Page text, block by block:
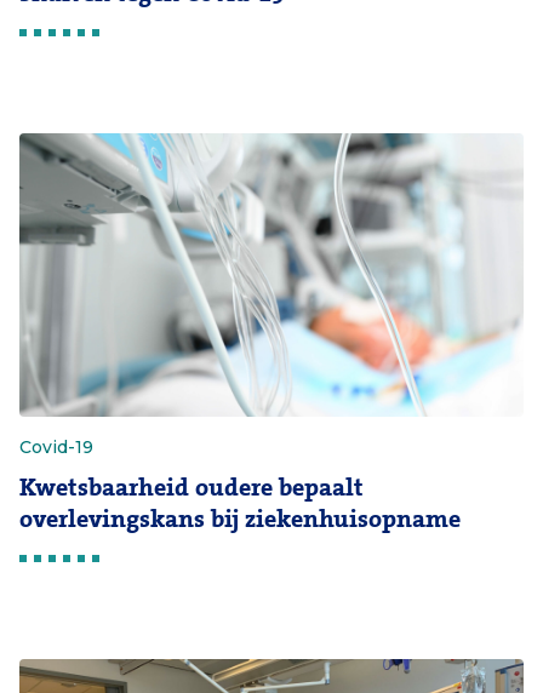
Covid-19
Kwetsbaarheid oudere bepaalt
overlevingskans bij ziekenhuisopname